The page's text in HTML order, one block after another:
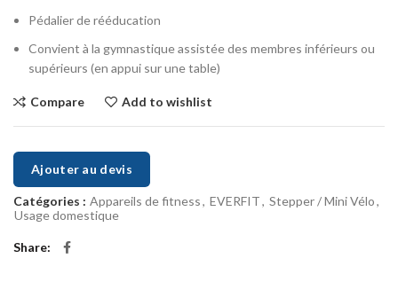
Pédalier de rééducation
Convient à la gymnastique assistée des membres inférieurs ou
supérieurs (en appui sur une table)
Compare Add to wishlist
Ajouter au devis
Catégories : Appareils de fitness, EVERFIT, Stepper / Mini Vélo,
Usage domestique
Share